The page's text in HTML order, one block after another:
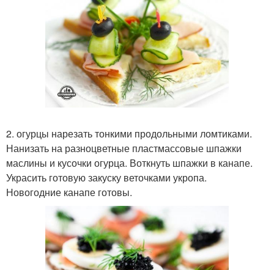
2. огурцы нарезать тонкими продольными ломтиками.
Нанизать на разноцветные пластмассовые шпажки
маслины и кусочки огурца. Воткнуть шпажки в канапе.
Украсить готовую закуску веточками укропа.
Новогодние канапе готовы.